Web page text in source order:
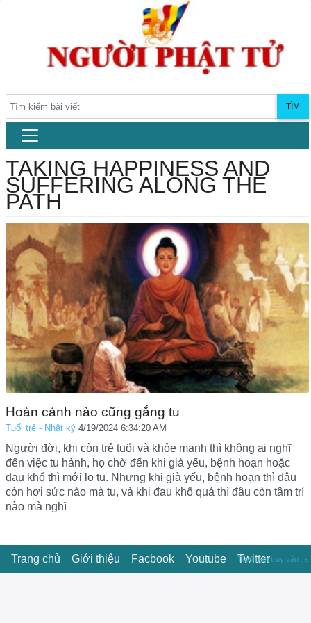
TÌM
TAKING HAPPINESS AND
SUFFERING ALONG THE
PATH
Hoàn cảnh nào cũng gắng tu
Tuổi trẻ - Nhật ký 4/19/2024 6:34:20 AM
Người đời, khi còn trẻ tuổi và khỏe mạnh thì không ai nghĩ
đến việc tu hành, họ chờ đến khi già yếu, bệnh hoạn hoặc
đau khổ thì mới lo tu. Nhưng khi già yếu, bệnh hoạn thì đâu
còn hơi sức nào mà tu, và khi đau khổ quá thì đâu còn tâm trí
nào mà nghĩ
Trang chủ Giới thiệu Facbook Youtube Twitter
Thời gian truy vấn : s